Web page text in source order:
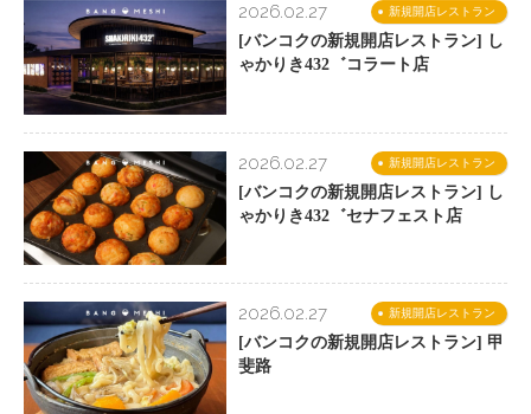
新規開店レストラン
2026.02.27
[バンコクの新規開店レストラン] し
ゃかりき432゛コラート店
新規開店レストラン
2026.02.27
[バンコクの新規開店レストラン] し
ゃかりき432゛セナフェスト店
新規開店レストラン
2026.02.27
[バンコクの新規開店レストラン] 甲
斐路